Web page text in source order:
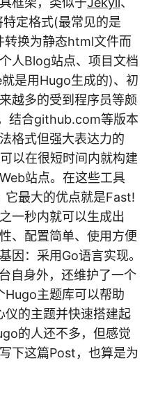
特定格式(最常见的是
换为静态html文件而
人Blog站点、项目文档
是用Hugo生成的)、初
越多的受到程序员等颇
结合github.com等版本
格式但强大表达力的
以在很短时间内就构建
站点。在这些工具
它最大的优点就是Fast!
一秒内就可以生成出
、配置简单、使用方便
因：采用Go语言实现。
自身外，还维护了一个
Hugo主题库可以帮助
的主题并快速搭建起
的人还不多，但感觉
下这篇Post，也算是为